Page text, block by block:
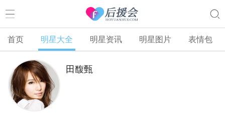
首页 明星大全 明星资讯 明星图片 表情包
田馥甄